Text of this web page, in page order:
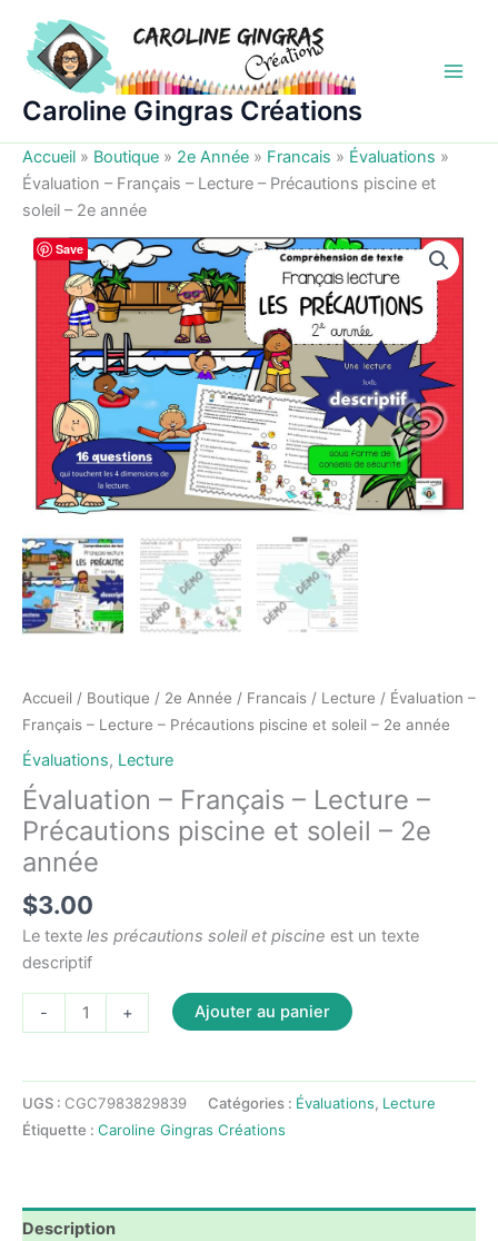
contenu
Caroline Gingras Créations
Accueil » Boutique » 2e Année » Francais » Évaluations »
Évaluation – Français – Lecture – Précautions piscine et
soleil – 2e année
Save
Accueil / Boutique / 2e Année / Francais / Lecture / Évaluation –
Français – Lecture – Précautions piscine et soleil – 2e année
Évaluations, Lecture
Évaluation – Français – Lecture –
Précautions piscine et soleil – 2e
année
$3.00
Le texte les précautions soleil et piscine est un texte
descriptif
-
de
-
Français
-
Précautions
+ Ajouter au panier
UGS : CGC7983829839 Catégories : Évaluations, Lecture
Étiquette : Caroline Gingras Créations
Description